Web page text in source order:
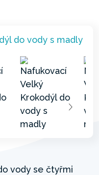
vody se čtyřmi